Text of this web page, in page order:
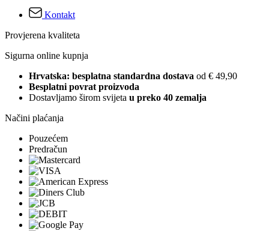
Kontakt
Provjerena kvaliteta
Sigurna online kupnja
Hrvatska: besplatna standardna dostava od € 49,90
Besplatni povrat proizvoda
Dostavljamo širom svijeta u preko 40 zemalja
Načini plaćanja
Pouzećem
Predračun